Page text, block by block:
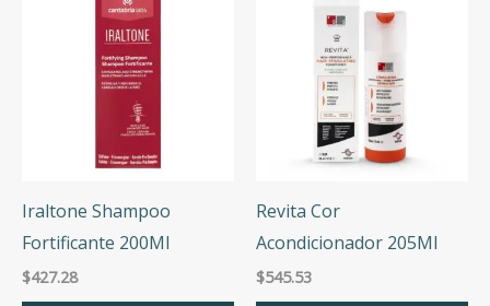
Iraltone Shampoo
Fortificante 200Ml
$427.28
Revita Cor
Acondicionador 205Ml
$545.53